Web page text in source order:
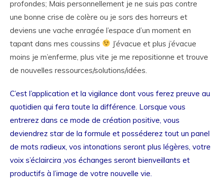
profondes; Mais personnellement je ne suis pas contre
une bonne crise de colère ou je sors des horreurs et
deviens une vache enragée l’espace d’un moment en
tapant dans mes coussins
J’évacue et plus j’évacue
moins je m’enferme, plus vite je me repositionne et trouve
de nouvelles ressources/solutions/idées.
C’est l’application et la vigilance dont vous ferez preuve au
quotidien qui fera toute la différence. Lorsque vous
entrerez dans ce mode de création positive, vous
deviendrez star de la formule et posséderez tout un panel
de mots radieux, vos intonations seront plus légères, votre
voix s’éclaircira ,vos échanges seront bienveillants et
productifs à l’image de votre nouvelle vie.